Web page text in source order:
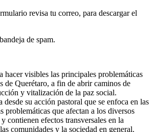
revisa tu correo, para descargar el
de spam.
hacer visibles las principales problemáticas
de Querétaro, a fin de abrir caminos de
y vitalización de la paz social.
desde su acción pastoral que se enfoca en las
problemáticas que afectan a los diversos
contienen efectos transversales en la
comunidades y la sociedad en general.